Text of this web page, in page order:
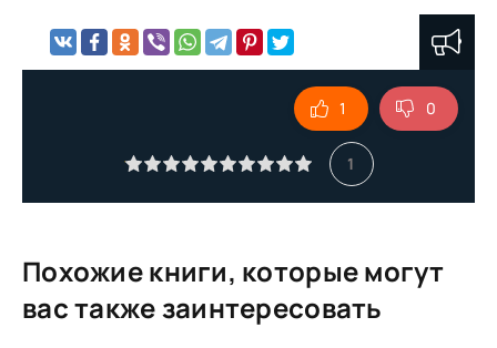
1
1 0
Похожие книги, которые могут
вас также заинтересовать